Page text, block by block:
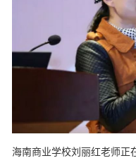
海南商业学校刘丽红老师正